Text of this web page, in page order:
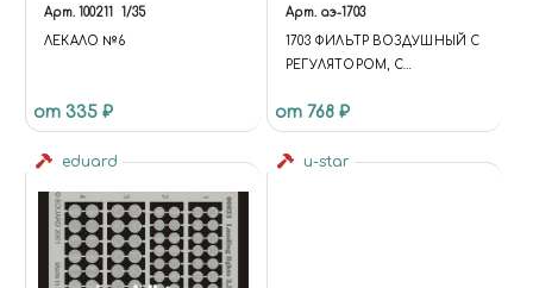
Арт. 100211 1/35
ЛЕКАЛО №6
от 335 ₽
Арт. аэ-1703
1703 ФИЛЬТР ВОЗДУШНЫЙ С
РЕГУЛЯТОРОМ, С
от 768 ₽
eduard u-star